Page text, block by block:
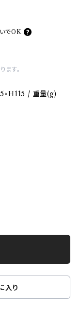
でOK
す。
/ 重量(g)
入り